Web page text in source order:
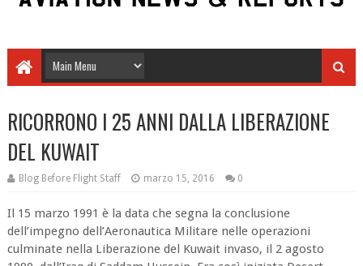
RICORRONO I 25 ANNI DALLA LIBERAZIONE
DEL KUWAIT
Blog Before Flight Staff marzo 15, 2016 0
Il 15 marzo 1991 è la data che segna la conclusione
dell’impegno dell’Aeronautica Militare nelle operazioni
culminate nella Liberazione del Kuwait invaso, il 2 agosto